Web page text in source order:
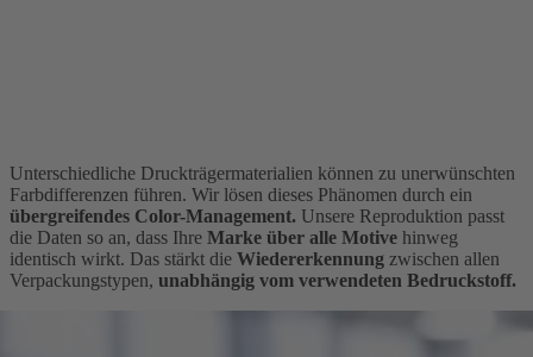
Unterschiedliche Druckträgermaterialien können zu unerwünschten
Farbdifferenzen führen. Wir lösen dieses Phänomen durch ein
übergreifendes Color-Management. Unsere Reproduktion passt
die Daten so an, dass Ihre Marke über alle Motive hinweg
identisch wirkt. Das stärkt die Wiedererkennung zwischen allen
Verpackungstypen, unabhängig vom verwendeten Bedruckstoff.